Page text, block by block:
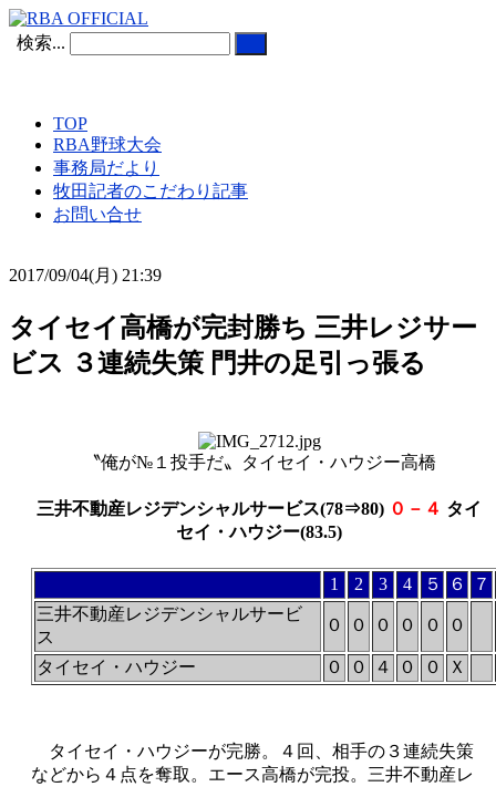
検索...
TOP
RBA野球大会
事務局だより
牧田記者のこだわり記事
お問い合せ
2017/09/04(月) 21:39
タイセイ高橋が完封勝ち 三井レジサー
ビス ３連続失策 門井の足引っ張る
〝俺が№１投手だ〟タイセイ・ハウジー高橋
三井不動産レジデンシャルサービス(78⇒80) ０－４ タイ
セイ・ハウジー(83.5)
1 2 3 4 ５ ６
７
三井不動産レジデンシャルサービ
ス
０ ０ ０ ０ ０ ０
タイセイ・ハウジー ０ ０ ４ ０ ０ Ｘ
タイセイ・ハウジーが完勝。４回、相手の３連続失策
などから４点を奪取。エース高橋が完投。三井不動産レ